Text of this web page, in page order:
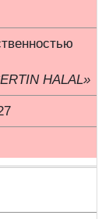
HALAL»